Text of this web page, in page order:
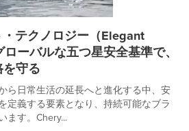
テクノロジー（Elegant
ーバルな五つ星安全基準で、
守る
ら日常生活の延長へと進化する中、安
定義する要素となり、持続可能なブラ
ます。Chery...